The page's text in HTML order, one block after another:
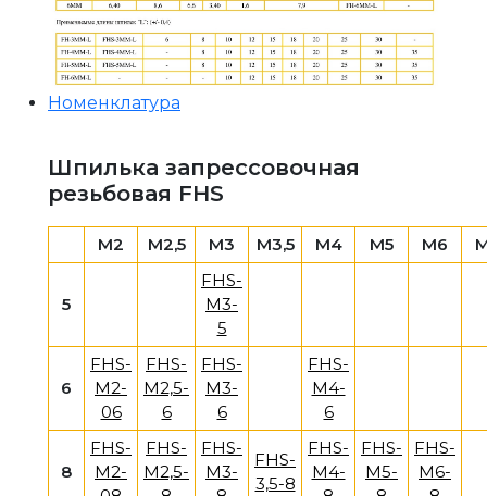
Номенклатура
Шпилька запрессовочная
резьбовая FHS
M2 M2,5 M3 M3,5 M4 M5 M6
5
FHS-
M3-
5
6
FHS-
M2-
06
FHS-
M2,5-
6
FHS-
M3-
6
FHS-
M4-
6
8
FHS-
M2-
FHS-
M2,5-
FHS-
M3-
FHS-
3,5-8
FHS-
M4-
FHS-
M5-
FHS-
M6-